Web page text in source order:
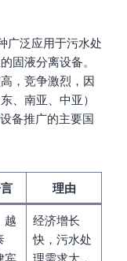
广泛应用于污水处
固液分离设备。
，竞争激烈，因
、南亚、中亚）
备推广的主要国
理由
越
经济增长
快，污水处